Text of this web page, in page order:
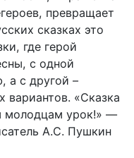
превращает
сказках это
где герой
с одной
а с другой –
«Сказка
молодцам урок!» —
А.С. Пушкин